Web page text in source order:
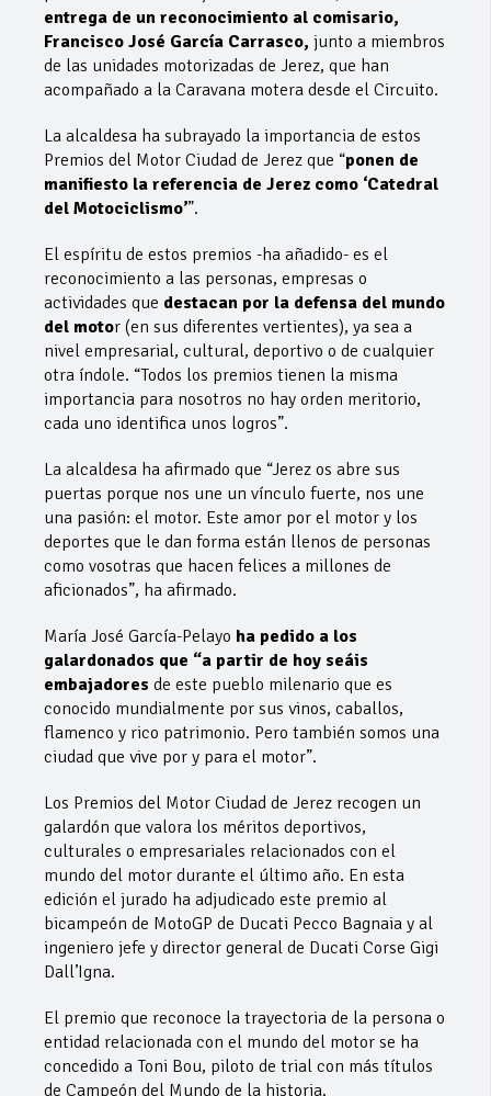
entrega de un reconocimiento al comisario,
Francisco José García Carrasco, junto a miembros
de las unidades motorizadas de Jerez, que han
acompañado a la Caravana motera desde el Circuito.
La alcaldesa ha subrayado la importancia de estos
Premios del Motor Ciudad de Jerez que “ponen de
manifiesto la referencia de Jerez como ‘Catedral
del Motociclismo’”.
El espíritu de estos premios -ha añadido- es el
reconocimiento a las personas, empresas o
actividades que destacan por la defensa del mundo
del motor (en sus diferentes vertientes), ya sea a
nivel empresarial, cultural, deportivo o de cualquier
otra índole. “Todos los premios tienen la misma
importancia para nosotros no hay orden meritorio,
cada uno identifica unos logros”.
La alcaldesa ha afirmado que “Jerez os abre sus
puertas porque nos une un vínculo fuerte, nos une
una pasión: el motor. Este amor por el motor y los
deportes que le dan forma están llenos de personas
como vosotras que hacen felices a millones de
aficionados”, ha afirmado.
María José García-Pelayo ha pedido a los
galardonados que “a partir de hoy seáis
embajadores de este pueblo milenario que es
conocido mundialmente por sus vinos, caballos,
flamenco y rico patrimonio. Pero también somos una
ciudad que vive por y para el motor”.
Los Premios del Motor Ciudad de Jerez recogen un
galardón que valora los méritos deportivos,
culturales o empresariales relacionados con el
mundo del motor durante el último año. En esta
edición el jurado ha adjudicado este premio al
bicampeón de MotoGP de Ducati Pecco Bagnaia y al
ingeniero jefe y director general de Ducati Corse Gigi
Dall’Igna.
El premio que reconoce la trayectoria de la persona o
entidad relacionada con el mundo del motor se ha
concedido a Toni Bou, piloto de trial con más títulos
de Campeón del Mundo de la historia.